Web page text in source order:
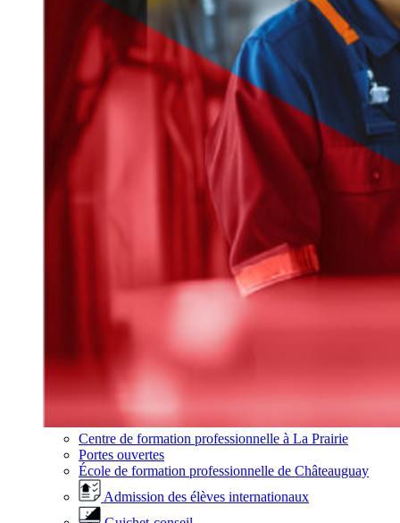
Centre de formation professionnelle à La Prairie
Portes ouvertes
École de formation professionnelle de Châteauguay
Admission des élèves internationaux